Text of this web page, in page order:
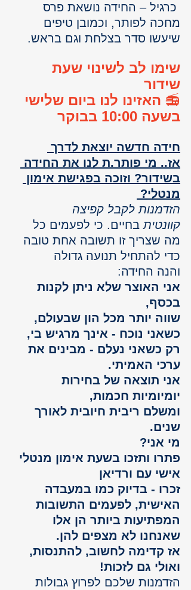
כרגיל – החידה נושאת פרס
מחכה לפותר, וכמובן טיפים
שיעשו סדר בצלחת וגם בראש.
שימו לב לשינוי שעת
שידור
📻 האזינו לנו ביום שלישי
בשעה 10:00 בבוקר
חידה חדשה יוצאת לדרך
אז.. מי פותר.ת לנו את החידה
בשידור? וזוכה בפגישת אימון
מנטלי?
הזדמנות לקבל קפיצה
קוונטית בחיים. כי לפעמים כל
מה שצריך זו תשובה אחת טובה
כדי להתחיל תנועה גדולה
והנה החידה:
אני האוצר שלא ניתן לקנות
בכסף,
שווה יותר מכל הון שבעולם,
כשאני נוכח - אינך מרגיש בי,
רק כשאני נעלם - מבינים את
ערכי האמיתי.
אני תוצאה של בחירות
יומיומיות חכמות,
ומשלם ריבית חיובית לאורך
שנים.
מי אני?
פתרו ותזכו בשעת אימון מנטלי
אישי עם ורדיאן
זכרו - בדיוק כמו במעבדה
האישית, לפעמים התשובות
המפתיעות ביותר הן אלו
שאנחנו לא מצפים להן.
אז קדימה לחשוב, להתנסות,
ואולי גם לזכות!
הזדמנות שלכם לפרוץ גבולות